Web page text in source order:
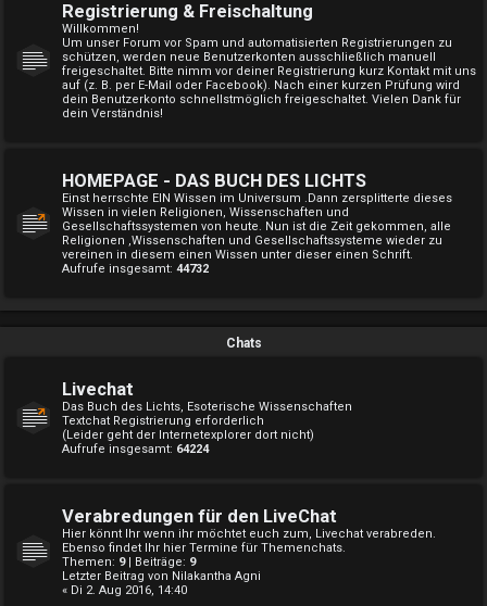
Registrierung & Freischaltung
Willkommen!
Um unser Forum vor Spam und automatisierten Registrierungen zu
schützen, werden neue Benutzerkonten ausschließlich manuell
freigeschaltet. Bitte nimm vor deiner Registrierung kurz Kontakt mit uns
auf (z. B. per E-Mail oder Facebook). Nach einer kurzen Prüfung wird
dein Benutzerkonto schnellstmöglich freigeschaltet. Vielen Dank für
dein Verständnis!
HOMEPAGE - DAS BUCH DES LICHTS
Einst herrschte EIN Wissen im Universum .Dann zersplitterte dieses
Wissen in vielen Religionen, Wissenschaften und
Gesellschaftssystemen von heute. Nun ist die Zeit gekommen, alle
Religionen ,Wissenschaften und Gesellschaftssysteme wieder zu
vereinen in diesem einen Wissen unter dieser einen Schrift.
Aufrufe insgesamt: 44732
Chats
Livechat
Das Buch des Lichts, Esoterische Wissenschaften
Textchat Registrierung erforderlich
(Leider geht der Internetexplorer dort nicht)
Aufrufe insgesamt: 64224
Verabredungen für den LiveChat
Hier könnt Ihr wenn ihr möchtet euch zum, Livechat verabreden.
Ebenso findet Ihr hier Termine für Themenchats.
Themen: 9| Beiträge: 9
Letzter Beitrag von Nilakantha Agni
« Di 2. Aug 2016, 14:40